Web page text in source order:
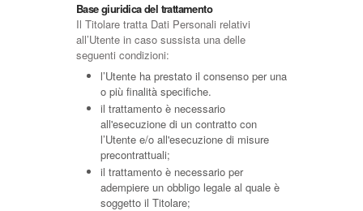
Base giuridica del trattamento
Il Titolare tratta Dati Personali relativi
all’Utente in caso sussista una delle
seguenti condizioni:
l’Utente ha prestato il consenso per una
o più finalità specifiche.
il trattamento è necessario
all'esecuzione di un contratto con
l’Utente e/o all'esecuzione di misure
precontrattuali;
il trattamento è necessario per
adempiere un obbligo legale al quale è
soggetto il Titolare;